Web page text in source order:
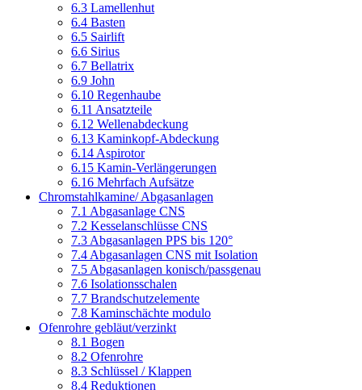
6.3 Lamellenhut
6.4 Basten
6.5 Sairlift
6.6 Sirius
6.7 Bellatrix
6.9 John
6.10 Regenhaube
6.11 Ansatzteile
6.12 Wellenabdeckung
6.13 Kaminkopf-Abdeckung
6.14 Aspirotor
6.15 Kamin-Verlängerungen
6.16 Mehrfach Aufsätze
Chromstahlkamine/ Abgasanlagen
7.1 Abgasanlage CNS
7.2 Kesselanschlüsse CNS
7.3 Abgasanlagen PPS bis 120°
7.4 Abgasanlagen CNS mit Isolation
7.5 Abgasanlagen konisch/passgenau
7.6 Isolationsschalen
7.7 Brandschutzelemente
7.8 Kaminschächte modulo
Ofenrohre gebläut/verzinkt
8.1 Bogen
8.2 Ofenrohre
8.3 Schlüssel / Klappen
8.4 Reduktionen